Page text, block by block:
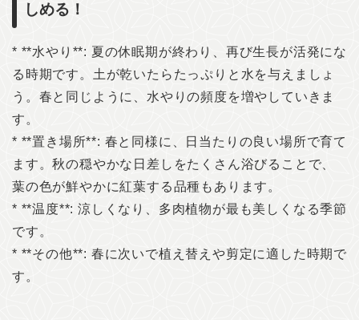
しめる！
* **水やり**: 夏の休眠期が終わり、再び生長が活発にな
る時期です。土が乾いたらたっぷりと水を与えましょ
う。春と同じように、水やりの頻度を増やしていきま
す。
* **置き場所**: 春と同様に、日当たりの良い場所で育て
ます。秋の穏やかな日差しをたくさん浴びることで、
葉の色が鮮やかに紅葉する品種もあります。
* **温度**: 涼しくなり、多肉植物が最も美しくなる季節
です。
* **その他**: 春に次いで植え替えや剪定に適した時期で
す。